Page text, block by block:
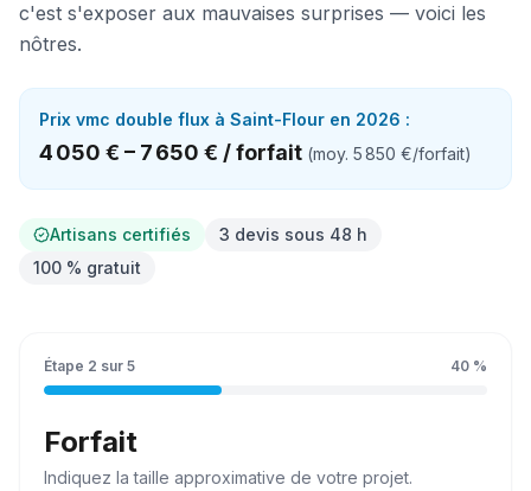
c'est s'exposer aux mauvaises surprises — voici les
nôtres.
Prix vmc double flux à Saint-Flour en 2026 :
4 050 € – 7 650 € /forfait (moy. 5 850 €/forfait)
Artisans certifiés
3 devis sous 48 h
100 % gratuit
Étape 2 sur 5 40 %
Forfait
Indiquez lataille approximative de votre projet.